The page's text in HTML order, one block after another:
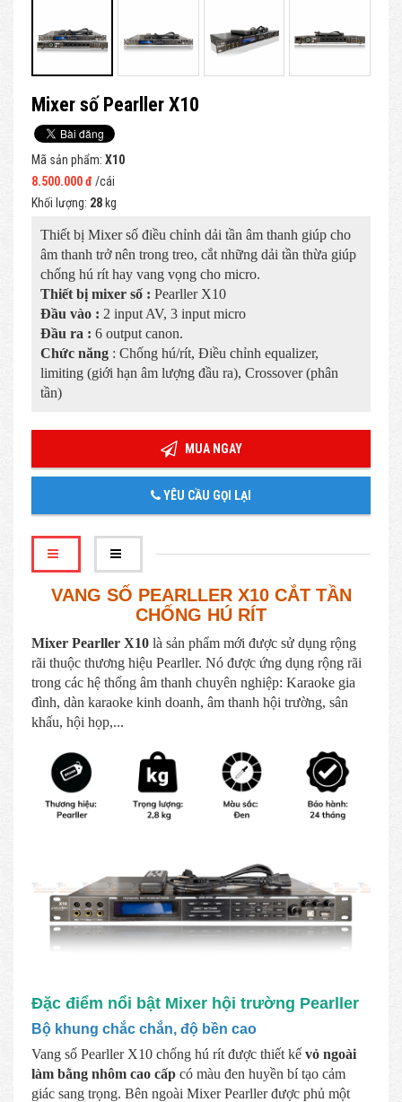
Mixer số Pearller X10
Mã sản phẩm: X10
8.500.000 đ /cái
Khối lượng: 28 kg
Thiết bị Mixer số điều chỉnh dải tần âm thanh giúp cho
âm thanh trở nên trong treo, cắt những dải tần thừa giúp
chống hú rít hay vang vọng cho micro.
Thiết bị mixer số : Pearller X10
Đầu vào : 2 input AV, 3 input micro
Đầu ra : 6 output canon.
Chức năng : Chống hú/rít, Điều chỉnh equalizer,
limiting (giới hạn âm lượng đầu ra), Crossover (phân
tần)
MUA NGAY
YÊU CẦU GỌI LẠI
VANG SỐ PEARLLER X10 CẮT TẦN
CHỐNG HÚ RÍT
Mixer Pearller X10 là sản phẩm mới được sử dụng rộng
rãi thuộc thương hiệu Pearller. Nó được ứng dụng rộng rãi
trong các hệ thống âm thanh chuyên nghiệp: Karaoke gia
đình, dàn karaoke kinh doanh, âm thanh hội trường, sân
khấu, hội họp,...
Đặc điểm nổi bật Mixer hội trường Pearller
Bộ khung chắc chắn, độ bền cao
Vang số Pearller X10 chống hú rít được thiết kế vỏ ngoài
làm bằng nhôm cao cấp có màu đen huyền bí tạo cảm
giác sang trọng. Bên ngoài Mixer Pearller được phủ một